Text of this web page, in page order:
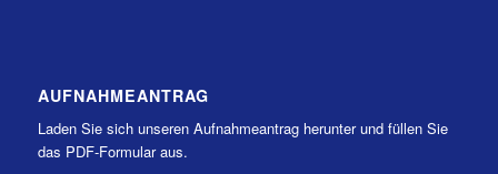
AUFNAHMEANTRAG
Laden Sie sich unseren Aufnahmeantrag herunter und füllen Sie
das PDF-Formular aus.